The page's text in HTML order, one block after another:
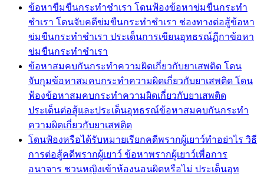
ข้อหาขืมขืนกระทำชำเรา โดนฟ้องข้อหาข่มขืนกระทำ
ชำเรา โดนจับคดีข่มขืนกระทำชำเรา ช่องทางต่อสู้ข้อหา
ข่มขืนกระทำชำเรา ประเด็นการเขียนอุทธรณ์ฏีกาข้อหา
ข่มขืนกระทำชำเรา
ข้อหาสมคบกันกระทำความผิดเกี่ยวกับยาเสพติด โดน
จับกุมข้อหาสมคบกระทำความผิดเกี่ยวกับยาเสพติด โดน
ฟ้องข้อหาสมคบกระทำความผิดเกี่ยวกับยาเสพติด
ประเด็นต่อสู้และประเด็นอุทธรณ์ข้อหาสมคบกันกระทำ
ความผิดเกี่ยวกับยาเสพติด
โดนฟ้องหรือได้รับหมายเรียกคดีพรากผู้เยาว์ทำอย่าไร วิธี
การต่อสู้คดีพรากผู้เยาว์ ข้อหาพรากผู้เยาว์เพื่อการ
อนาจาร ชวนหญิงเข้าห้องนอนผิดหรือไม่ ประเด็นอุท